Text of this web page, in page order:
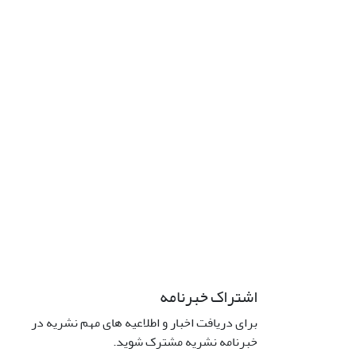
اشتراک خبرنامه
برای دریافت اخبار و اطلاعیه های مهم نشریه در
خبرنامه نشریه مشترک شوید.